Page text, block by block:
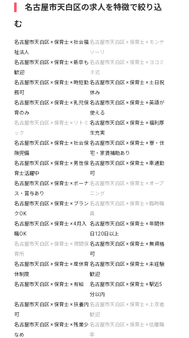
名古屋市天白区の求人を特徴で絞り込
む
名古屋市天白区 × 保育士 × 社会福
祉法人
名古屋市天白区 × 保育士 × モンテ
ソーリ
名古屋市天白区 × 保育士 × 新卒も
歓迎
名古屋市天白区 × 保育士 × ヨコミ
ネ式
名古屋市天白区 × 保育士 × 時短勤
務可
名古屋市天白区 × 保育士 × 土日祝
休み
名古屋市天白区 × 保育士 × 乳児保
育のみ
名古屋市天白区 × 保育士 × 英語が
使える
名古屋市天白区 × 保育士 × リトミ
ック
名古屋市天白区 × 保育士 × 福利厚
生充実
名古屋市天白区 × 保育士 × 社会保
険完備
名古屋市天白区 × 保育士 × 寮・住
宅・家賃補助あり
名古屋市天白区 × 保育士 × 男性保
育士活躍中
名古屋市天白区 × 保育士 × 車通勤
可
名古屋市天白区 × 保育士 × ボーナ
ス・賞与あり
名古屋市天白区 × 保育士 × オープ
ニング
名古屋市天白区 × 保育士 × ブラン
クOK
名古屋市天白区 × 保育士 × 臨時職
員
名古屋市天白区 × 保育士 × 4月入
職OK
名古屋市天白区 × 保育士 × 年間休
日120日以上
名古屋市天白区 × 保育士 × 夜間保
育所
名古屋市天白区 × 保育士 × 無資格
可
名古屋市天白区 × 保育士 × 産休育
休制度
名古屋市天白区 × 保育士 × 未経験
歓迎
名古屋市天白区 × 保育士 × 有給
名古屋市天白区 × 保育士 × 駅近5
分以内
名古屋市天白区 × 保育士 × 扶養内
可
名古屋市天白区 × 保育士 × 上京者
歓迎
名古屋市天白区 × 保育士 × 残業少
なめ
名古屋市天白区 × 保育士 × 低離職
率